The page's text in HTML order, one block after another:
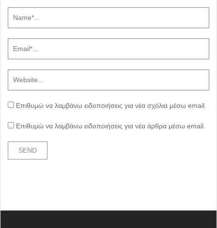
Επιθυμώ να λαμβάνω ειδοποιήσεις για νέα σχόλια μέσω email.
Επιθυμώ να λαμβάνω ειδοποιήσεις για νέα άρθρα μέσω email.